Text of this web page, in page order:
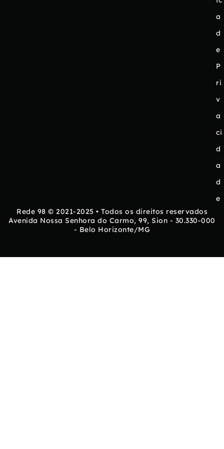
a
d
e
P
ri
v
a
ci
d
a
d
e
Rede 98 © 2021-2025 • Todos os direitos reservados
Avenida Nossa Senhora do Carmo, 99, Sion - 30.330-000
- Belo Horizonte/MG